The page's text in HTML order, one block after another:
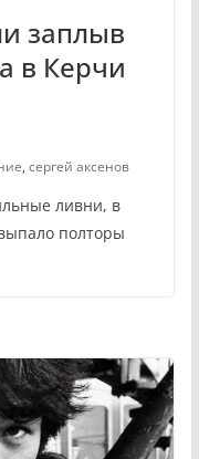
заплыв
в Керчи
, сергей аксенов
ливни, в
полторы